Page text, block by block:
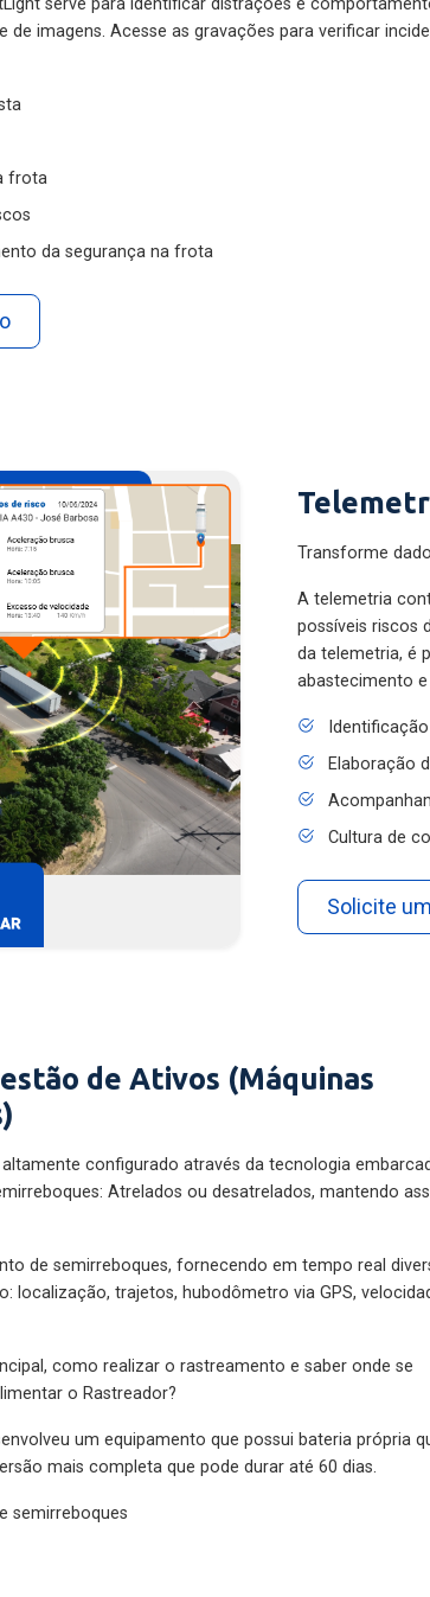
de imagens. Acesse as gravações para verificar
frota
da segurança na frota
Transforme
A telemetria
possíveis riscos
da telemetria, é
abastecimento
Elaboração
Cultura de
Solicite
de Ativos (Máquinas
configurado através da tecnologia
Atrelados ou desatrelados, mantendo
de semirreboques, fornecendo em tempo real
localização, trajetos, hubodômetro via GPS,
como realizar o rastreamento e saber onde se
o Rastreador?
um equipamento que possui bateria própria
mais completa que pode durar até 60 dias.
semirreboques